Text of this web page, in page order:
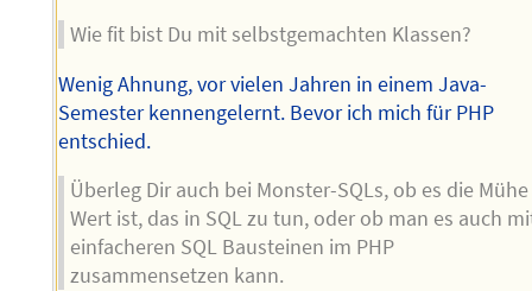
Wie fit bist Du mit selbstgemachten Klassen?
Wenig Ahnung, vor vielen Jahren in einem Java-
Semester kennengelernt. Bevor ich mich für PHP
entschied.
Überleg Dir auch bei Monster-SQLs, ob es die Mühe
Wert ist, das in SQL zu tun, oder ob man es auch
einfacheren SQL Bausteinen im PHP
zusammensetzen kann.